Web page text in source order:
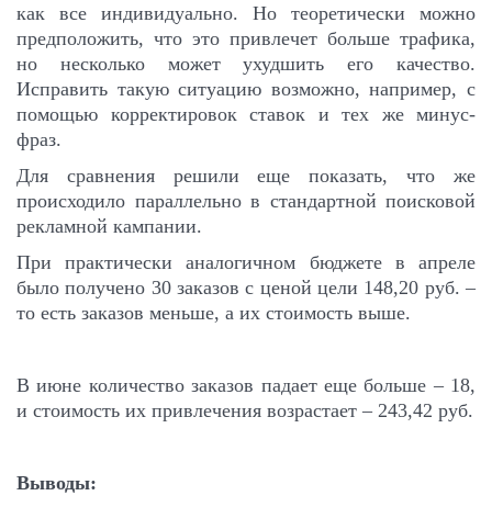
как все индивидуально. Но теоретически можно
предположить, что это привлечет больше трафика,
но несколько может ухудшить его качество.
Исправить такую ситуацию возможно, например, с
помощью корректировок ставок и тех же минус-
фраз.
Для сравнения решили еще показать, что же
происходило параллельно в стандартной поисковой
рекламной кампании.
При практически аналогичном бюджете в апреле
было получено 30 заказов с ценой цели 148,20 руб. –
то есть заказов меньше, а их стоимость выше.
В июне количество заказов падает еще больше – 18,
и стоимость их привлечения возрастает – 243,42 руб.
Выводы: